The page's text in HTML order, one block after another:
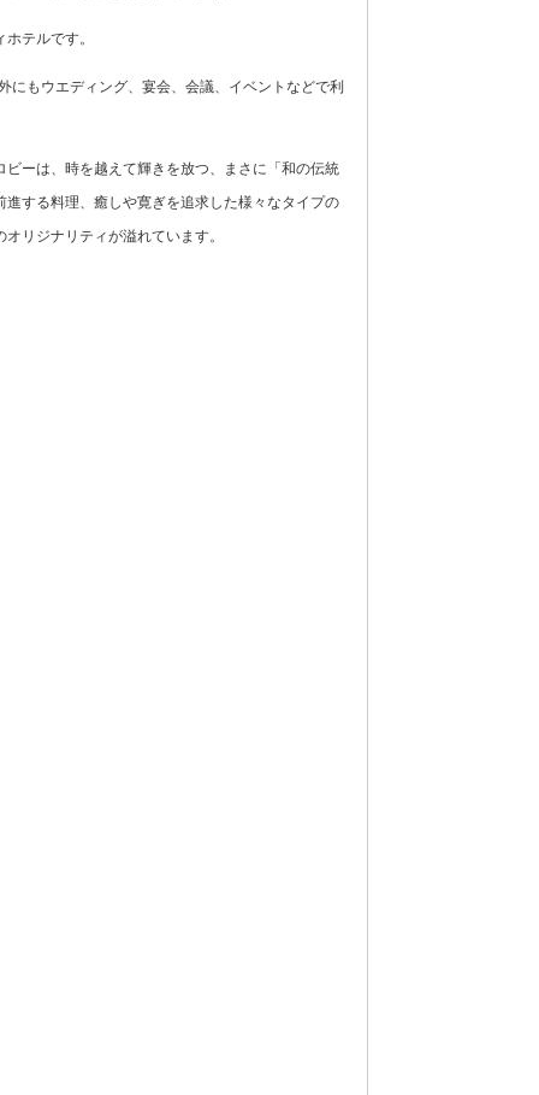
テルです。
もウエディング、宴会、会議、イベントなどで利
ーは、時を越えて輝きを放つ、まさに「和の伝統
する料理、癒しや寛ぎを追求した様々なタイプの
リジナリティが溢れています。